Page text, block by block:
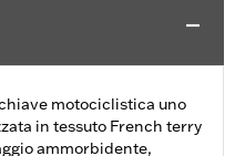
motociclistica uno
in tessuto French terry
ammorbidente,